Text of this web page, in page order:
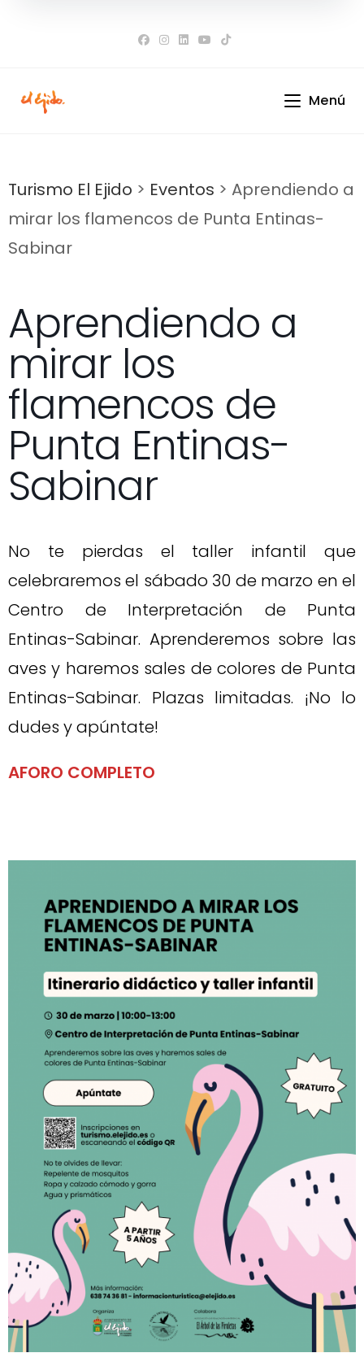
Menú
Turismo El Ejido > Eventos > Aprendiendo a
mirar los flamencos de Punta Entinas-
Sabinar
Aprendiendo a
mirar los
flamencos de
Punta Entinas-
Sabinar
No te pierdas el taller infantil que
celebraremos el sábado 30 de marzo en el
Centro de Interpretación de Punta
Entinas-Sabinar. Aprenderemos sobre las
aves y haremos sales de colores de Punta
Entinas-Sabinar. Plazas limitadas. ¡No lo
dudes y apúntate!
AFORO COMPLETO